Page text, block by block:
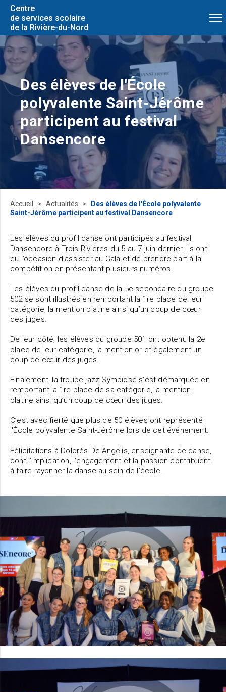
Centre
de services scolaire
de la Rivière-du-Nord
Des élèves de l'École
polyvalente Saint-Jérôme
participent au festival
Dansencore
Accueil Actualités
Des élèves de l'École polyvalente
Saint-Jérôme participent au festival Dansencore
Les élèves du profil danse ont participés au festival
Dansencore à Trois-Rivières du 5 au 7 juin dernier. Ils ont
eu l’occasion d’assister au Gala et de prendre part à la
compétition en présentant plusieurs numéros.
Les élèves du profil danse de la 5e secondaire du groupe
502 se sont illustrés en remportant la 1re place de leur
catégorie, la mention platine ainsi qu’un coup de cœur
des juges.
De leur côté, les élèves du groupe 501 ont obtenu la 2e
place de leur catégorie, la mention or et également un
coup de cœur des juges.
Finalement, la troupe jazz Symbiose s’est démarquée en
remportant la 1re place de sa catégorie, la mention
platine ainsi qu’un coup de cœur des juges.
C’est avec fierté que plus de 50 élèves ont représenté
l'École polyvalente Saint-Jérôme lors de cet événement.
Félicitations à Dolorès De Angelis, enseignante de danse,
dont l’implication, l’engagement et la passion contribuent
à faire rayonner la danse au sein de l’école.